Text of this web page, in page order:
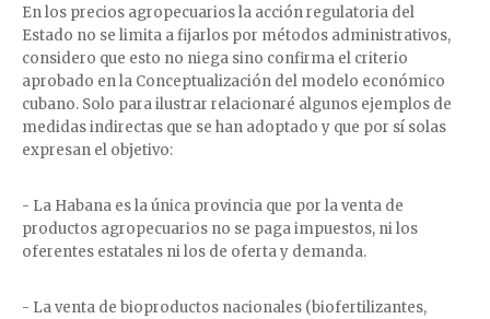
En los precios agropecuarios la acción regulatoria del
Estado no se limita a fijarlos por métodos administrativos,
considero que esto no niega sino confirma el criterio
aprobado en la Conceptualización del modelo económico
cubano. Solo para ilustrar relacionaré algunos ejemplos de
medidas indirectas que se han adoptado y que por sí solas
expresan el objetivo:
- La Habana es la única provincia que por la venta de
productos agropecuarios no se paga impuestos, ni los
oferentes estatales ni los de oferta y demanda.
- La venta de bioproductos nacionales (biofertilizantes,